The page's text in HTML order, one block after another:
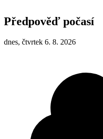
Předpověď počasí
dnes, čtvrtek 6. 8. 2026